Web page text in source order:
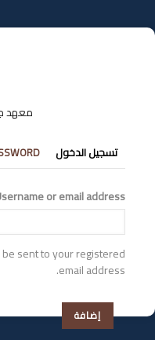
إلى
المحتوى
معهد
التبويبات
الأساسية
تسجيل الدخول
or email address
sent to your registered
email address.